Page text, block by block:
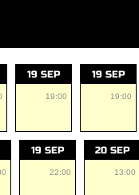
19 SEP
19:00
19 SEP
19:00
19 SEP
22:00
20 SEP
13:00